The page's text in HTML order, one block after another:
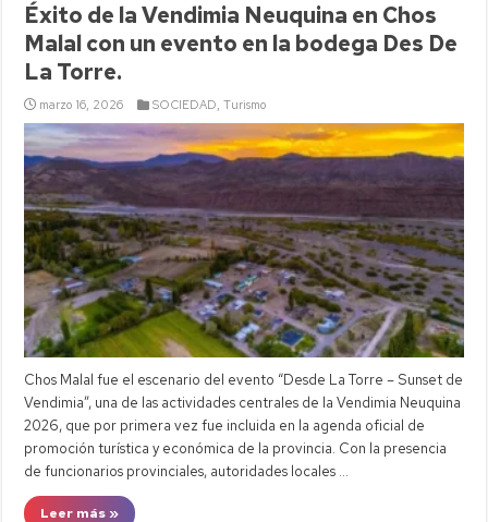
Éxito de la Vendimia Neuquina en Chos
Malal con un evento en la bodega Des De
La Torre.
marzo 16, 2026 SOCIEDAD,Turismo
Chos Malal fue el escenario del evento “Desde La Torre – Sunset de
Vendimia”, una de las actividades centrales de la Vendimia Neuquina
2026, que por primera vez fue incluida en la agenda oficial de
promoción turística y económica de la provincia. Con la presencia
de funcionarios provinciales, autoridades locales …
Leer más »